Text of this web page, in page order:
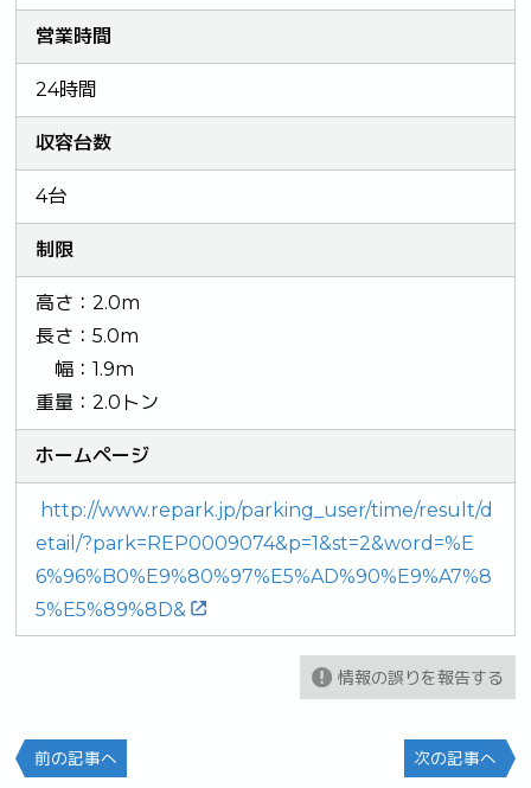
営業時間
24時間
収容台数
4台
制限
高さ：2.0m
長さ：5.0m
幅：1.9m
重量：2.0トン
ホームページ
http://www.repark.jp/parking_user/time/result/d
etail/?park=REP0009074&p=1&st=2&word=%E
6%96%B0%E9%80%97%E5%AD%90%E9%A7%8
5%E5%89%8D&
情報の誤りを報告する
前の記事へ 次の記事へ